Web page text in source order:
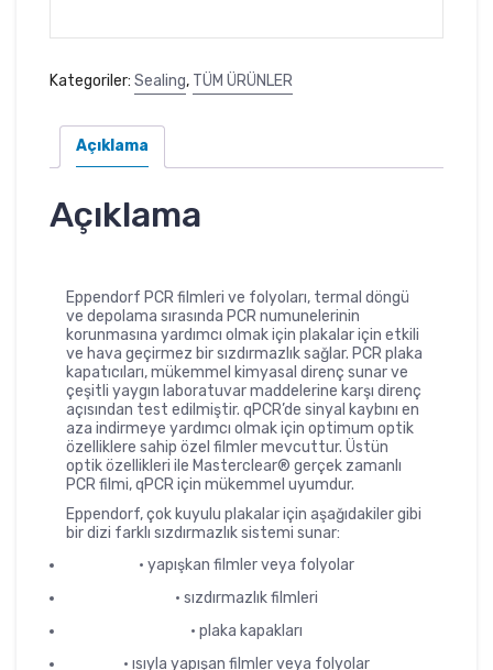
Kategoriler: Sealing, TÜM ÜRÜNLER
Açıklama
Açıklama
Eppendorf PCR filmleri ve folyoları, termal döngü
ve depolama sırasında PCR numunelerinin
korunmasına yardımcı olmak için plakalar için etkili
ve hava geçirmez bir sızdırmazlık sağlar. PCR plaka
kapatıcıları, mükemmel kimyasal direnç sunar ve
çeşitli yaygın laboratuvar maddelerine karşı direnç
açısından test edilmiştir. qPCR’de sinyal kaybını en
aza indirmeye yardımcı olmak için optimum optik
özelliklere sahip özel filmler mevcuttur. Üstün
optik özellikleri ile Masterclear® gerçek zamanlı
PCR filmi, qPCR için mükemmel uyumdur.
Eppendorf, çok kuyulu plakalar için aşağıdakiler gibi
bir dizi farklı sızdırmazlık sistemi sunar:
• yapışkan filmler veya folyolar
• sızdırmazlık filmleri
• plaka kapakları
• ısıyla yapışan filmler veya folyolar